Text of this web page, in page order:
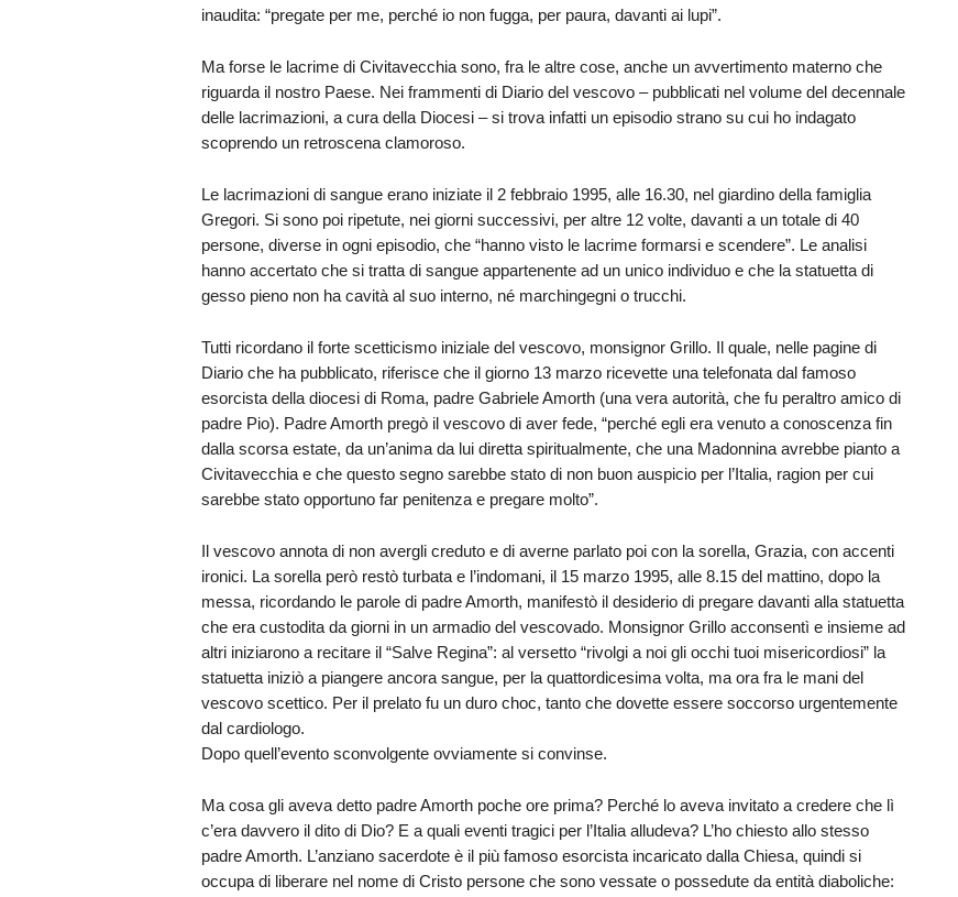
inaudita: “pregate per me, perché io non fugga, per paura, davanti ai lupi”.
Ma forse le lacrime di Civitavecchia sono, fra le altre cose, anche un avvertimento materno che
riguarda il nostro Paese. Nei frammenti di Diario del vescovo – pubblicati nel volume del decennale
delle lacrimazioni, a cura della Diocesi – si trova infatti un episodio strano su cui ho indagato
scoprendo un retroscena clamoroso.
Le lacrimazioni di sangue erano iniziate il 2 febbraio 1995, alle 16.30, nel giardino della famiglia
Gregori. Si sono poi ripetute, nei giorni successivi, per altre 12 volte, davanti a un totale di 40
persone, diverse in ogni episodio, che “hanno visto le lacrime formarsi e scendere”. Le analisi
hanno accertato che si tratta di sangue appartenente ad un unico individuo e che la statuetta di
gesso pieno non ha cavità al suo interno, né marchingegni o trucchi.
Tutti ricordano il forte scetticismo iniziale del vescovo, monsignor Grillo. Il quale, nelle pagine di
Diario che ha pubblicato, riferisce che il giorno 13 marzo ricevette una telefonata dal famoso
esorcista della diocesi di Roma, padre Gabriele Amorth (una vera autorità, che fu peraltro amico di
padre Pio). Padre Amorth pregò il vescovo di aver fede, “perché egli era venuto a conoscenza fin
dalla scorsa estate, da un’anima da lui diretta spiritualmente, che una Madonnina avrebbe pianto a
Civitavecchia e che questo segno sarebbe stato di non buon auspicio per l’Italia, ragion per cui
sarebbe stato opportuno far penitenza e pregare molto”.
Il vescovo annota di non avergli creduto e di averne parlato poi con la sorella, Grazia, con accenti
ironici. La sorella però restò turbata e l’indomani, il 15 marzo 1995, alle 8.15 del mattino, dopo la
messa, ricordando le parole di padre Amorth, manifestò il desiderio di pregare davanti alla statuetta
che era custodita da giorni in un armadio del vescovado. Monsignor Grillo acconsentì e insieme ad
altri iniziarono a recitare il “Salve Regina”: al versetto “rivolgi a noi gli occhi tuoi misericordiosi” la
statuetta iniziò a piangere ancora sangue, per la quattordicesima volta, ma ora fra le mani del
vescovo scettico. Per il prelato fu un duro choc, tanto che dovette essere soccorso urgentemente
dal cardiologo.
Dopo quell’evento sconvolgente ovviamente si convinse.
Ma cosa gli aveva detto padre Amorth poche ore prima? Perché lo aveva invitato a credere che lì
c’era davvero il dito di Dio? E a quali eventi tragici per l’Italia alludeva? L’ho chiesto allo stesso
padre Amorth. L’anziano sacerdote è il più famoso esorcista incaricato dalla Chiesa, quindi si
occupa di liberare nel nome di Cristo persone che sono vessate o possedute da entità diaboliche: